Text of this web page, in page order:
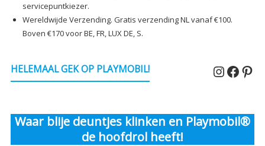
servicepuntkiezer.
Wereldwijde Verzending. Gratis verzending NL vanaf €100.
Boven €170 voor BE, FR, LUX DE, S.
HELEMAAL GEK OP PLAYMOBIL!
Waar blije deuntjes klinken en Playmobil®
de hoofdrol heeft!